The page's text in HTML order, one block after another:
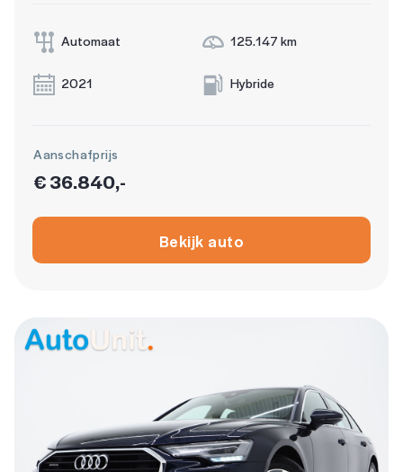
Automaat 125.147 km
2021 Hybride
Aanschafprijs
€ 36.840,-
Bekijk auto